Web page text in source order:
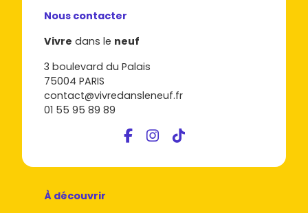
Nous contacter
Vivre dans le neuf
3 boulevard du Palais
75004 PARIS
contact@vivredansleneuf.fr
01 55 95 89 89
À découvrir